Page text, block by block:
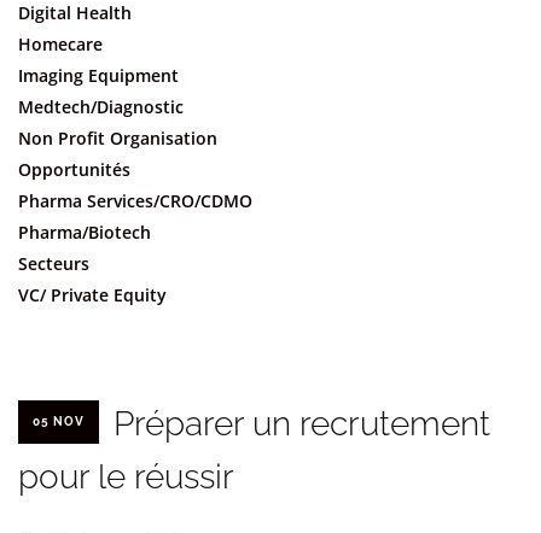
Digital Health
Homecare
Imaging Equipment
Medtech/Diagnostic
Non Profit Organisation
Opportunités
Pharma Services/CRO/CDMO
Pharma/Biotech
Secteurs
VC/ Private Equity
05 NOV
Préparer un recrutement
pour le réussir